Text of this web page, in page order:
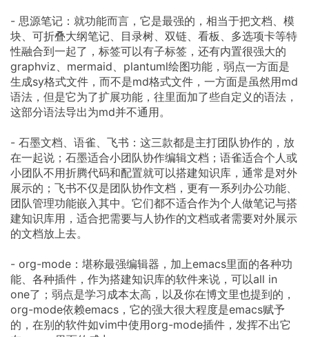
- 思源笔记：就功能而言，它是最强的，相当于把文档、模
块、可折叠大纲笔记、目录树、双链、看板、多选项卡等特
性融合到一起了，标签可以有子标签，还有内置很强大的
graphviz、mermaid、plantuml绘图功能，弱点一方面是
生成sy格式文件，而不是md格式文件，一方面是虽然用md
语法，但是它为了扩展功能，往里面加了些自定义的语法，
这部分语法导出为md并不通用。
- 石墨文档、语雀、飞书：这三款都是主打团队协作的，放
在一起说；石墨适合小团队协作编辑文档；语雀适合个人或
小团队不用折腾代码和配置就可以搭建知识库，通常是对外
展示的；飞书不仅是团队协作文档，更有一系列办公功能、
团队管理功能嵌入其中。它们都不适合作为个人做笔记与搭
建知识库用，适合把需要与人协作的文档或者需要对外展示
的文档放上去。
- org-mode：堪称最强编辑器，加上emacs里面的各种功
能、各种插件，作为搭建知识库的软件来说，可以all in
one了；弱点是学习成本太高，以及你在博文里也提到的，
org-mode依赖emacs，它的强大很大程度是emacs赋予
的，在别的软件如vim中使用org-mode插件，发挥不出它